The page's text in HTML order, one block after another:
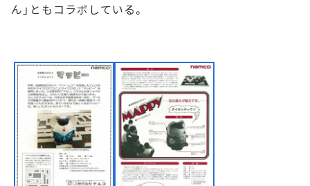
ん」ともコラボしている。